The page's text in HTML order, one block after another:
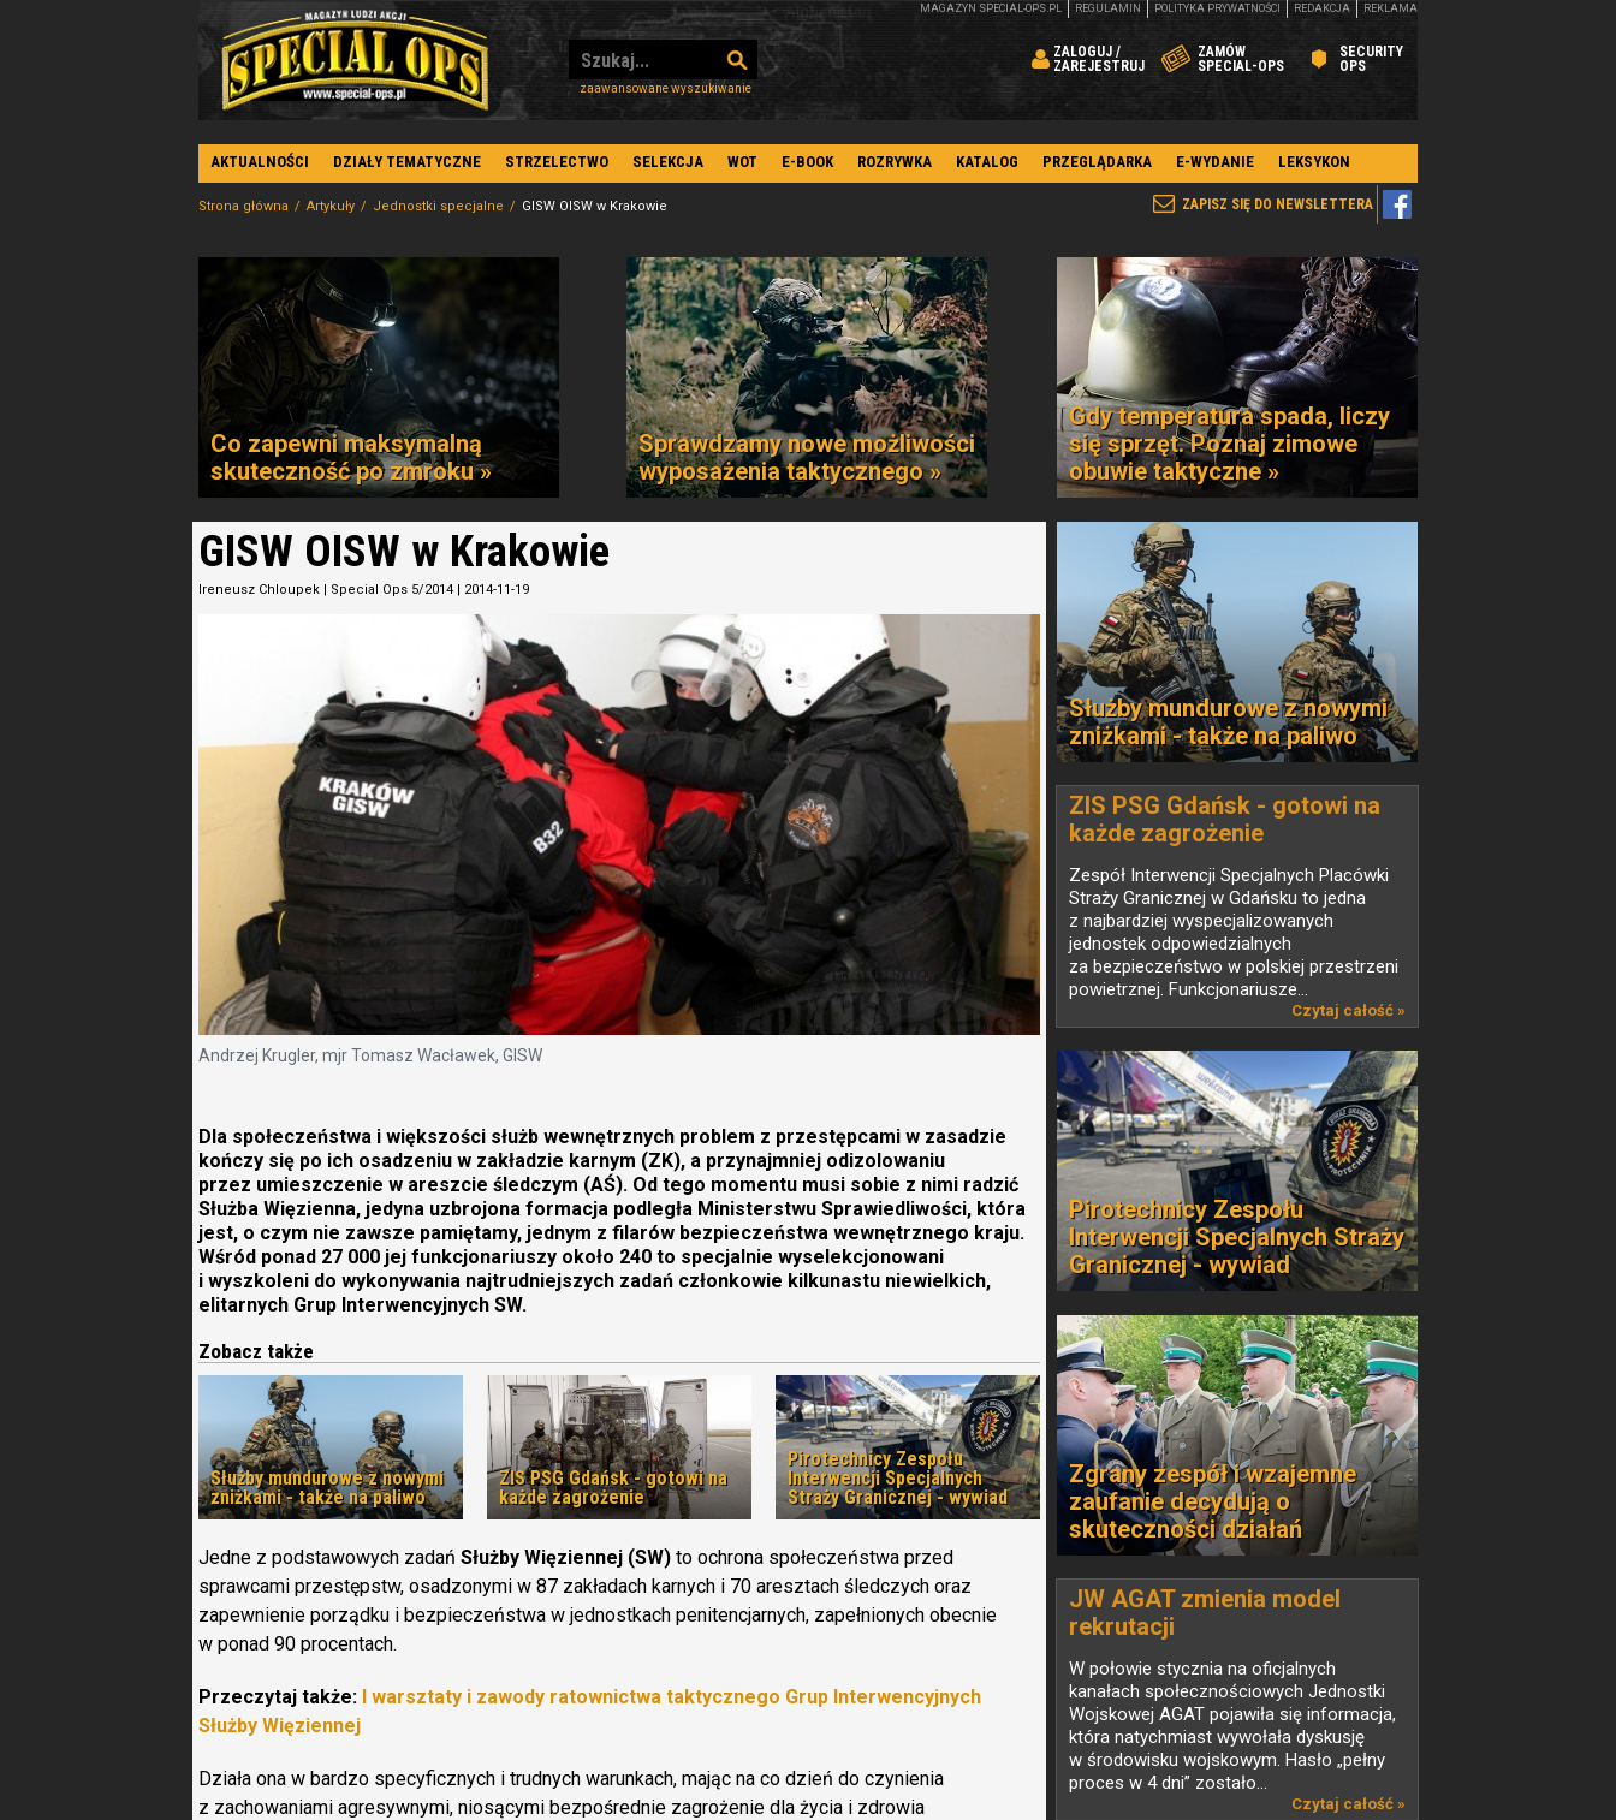
zaawansowane wyszukiwanie
ZALOGUJ /
ZAREJESTRUJ
ZAMÓW
SPECIAL-OPS
SECURITY
OPS
MAGAZYN SPECIAL-OPS.PL REGULAMIN POLITYKA PRYWATNOŚCI REDAKCJA REKLAMA
AKTUALNOŚCI DZIAŁY TEMATYCZNE STRZELECTWO SELEKCJA WOT E-BOOK ROZRYWKA KATALOG PRZEGLĄDARKA E-WYDANIE LEKSYKON
ZAPISZ SIĘ DO NEWSLETTERA
Strona główna Artykuły Jednostki specjalne GISW OISW w Krakowie
Co zapewni maksymalną
skuteczność po zmroku »
Sprawdzamy nowe możliwości
wyposażenia taktycznego »
Gdy temperatura spada, liczy
się sprzęt. Poznaj zimowe
obuwie taktyczne »
GISW OISW w Krakowie
Ireneusz Chloupek | Special Ops 5/2014 | 2014-11-19
Andrzej Krugler, mjr Tomasz Wacławek, GISW
Dla społeczeństwa i większości służb wewnętrznych problem z przestępcami w zasadzie
kończy się po ich osadzeniu w zakładzie karnym (ZK), a przynajmniej odizolowaniu
przez umieszczenie w areszcie śledczym (AŚ). Od tego momentu musi sobie z nimi radzić
Służba Więzienna, jedyna uzbrojona formacja podległa Ministerstwu Sprawiedliwości, która
jest, o czym nie zawsze pamiętamy, jednym z filarów bezpieczeństwa wewnętrznego kraju.
Wśród ponad 27 000 jej funkcjonariuszy około 240 to specjalnie wyselekcjonowani
i wyszkoleni do wykonywania najtrudniejszych zadań członkowie kilkunastu niewielkich,
elitarnych Grup Interwencyjnych SW.
Zobacz także
Służby mundurowe z nowymi
zniżkami - także na paliwo
ZIS PSG Gdańsk - gotowi na
każde zagrożenie
Pirotechnicy Zespołu
Interwencji Specjalnych
Straży Granicznej - wywiad
Jedne z podstawowych zadań Służby Więziennej (SW) to ochrona społeczeństwa przed
sprawcami przestępstw, osadzonymi w 87 zakładach karnych i 70 aresztach śledczych oraz
zapewnienie porządku i bezpieczeństwa w jednostkach penitencjarnych, zapełnionych obecnie
w ponad 90 procentach.
Przeczytaj także: I warsztaty i zawody ratownictwa taktycznego Grup Interwencyjnych
Służby Więziennej
Działa ona w bardzo specyficznych i trudnych warunkach, mając na co dzień do czynienia
z zachowaniami agresywnymi, niosącymi bezpośrednie zagrożenie dla życia i zdrowia
Służby mundurowe z nowymi
zniżkami - także na paliwo
ZIS PSG Gdańsk - gotowi na
każde zagrożenie
Zespół Interwencji Specjalnych Placówki
Straży Granicznej w Gdańsku to jedna
z najbardziej wyspecjalizowanych
jednostek odpowiedzialnych
za bezpieczeństwo w polskiej przestrzeni
powietrznej. Funkcjonariusze...
Czytaj całość »
Pirotechnicy Zespołu
Interwencji Specjalnych Straży
Granicznej - wywiad
Zgrany zespół i wzajemne
zaufanie decydują o
skuteczności działań
JW AGAT zmienia model
rekrutacji
W połowie stycznia na oficjalnych
kanałach społecznościowych Jednostki
Wojskowej AGAT pojawiła się informacja,
która natychmiast wywołała dyskusję
w środowisku wojskowym. Hasło „pełny
proces w 4 dni” zostało...
Czytaj całość »